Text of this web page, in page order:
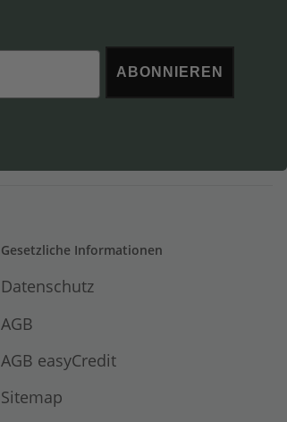
ABONNIEREN
Gesetzliche Informationen
Datenschutz
AGB
AGB easyCredit
Sitemap